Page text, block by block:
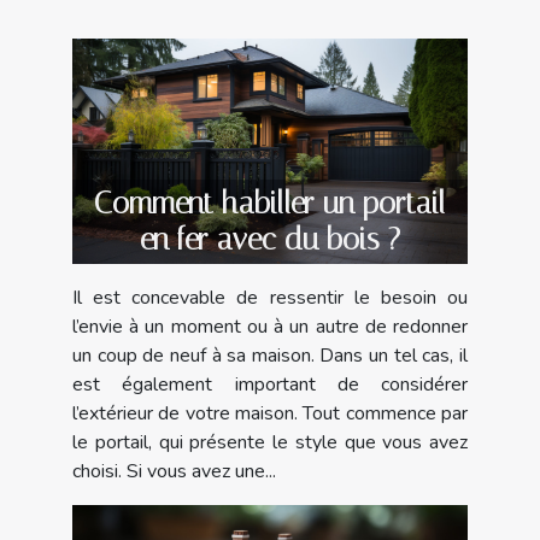
Comment habiller un portail
en fer avec du bois ?
Il est concevable de ressentir le besoin ou
l’envie à un moment ou à un autre de redonner
un coup de neuf à sa maison. Dans un tel cas, il
est également important de considérer
l’extérieur de votre maison. Tout commence par
le portail, qui présente le style que vous avez
choisi. Si vous avez une...